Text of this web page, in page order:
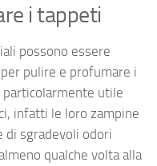
i tappeti
possono essere
pulire e profumare i
particolarmente utile
infatti le loro zampine
di sgradevoli odori
qualche volta alla